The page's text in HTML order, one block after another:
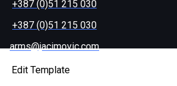
+387 (0)51 215 030
+387 (0)51 215 030
arms@jacimovic.com
Edit Template